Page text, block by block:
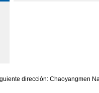
dirección: Chaoyangmen